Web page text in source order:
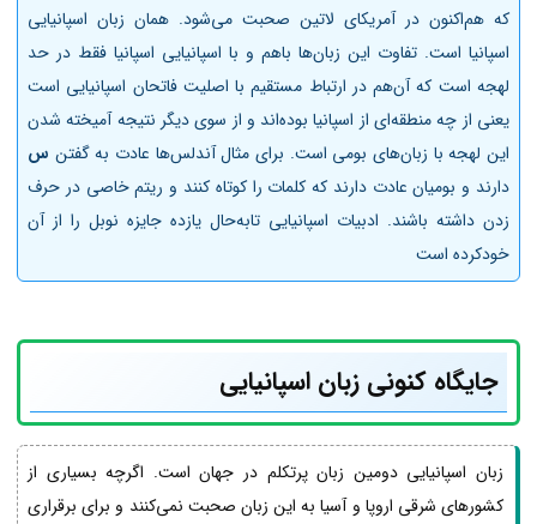
که هم‌اکنون در آمریکای لاتین صحبت می‌شود. همان زبان اسپانیایی
اسپانیا است. تفاوت این زبان‌ها باهم و با اسپانیایی اسپانیا فقط در حد
لهجه است که آن‌هم در ارتباط مستقیم با اصلیت فاتحان اسپانیایی است
یعنی از چه منطقه‌ای از اسپانیا بوده‌اند و از سوی دیگر نتیجه آمیخته شدن
این لهجه با زبان‌های بومی است. برای مثال آندلس‌ها عادت به گفتن س
دارند و بومیان عادت دارند که کلمات را کوتاه کنند و ریتم خاصی در حرف
زدن داشته باشند. ادبیات اسپانیایی تابه‌حال یازده جایزه نوبل را از آن
خودکرده است
جایگاه کنونی زبان اسپانیایی
زبان اسپانیایی دومین زبان پرتکلم در جهان است. اگرچه بسیاری از
کشورهای شرقی اروپا و آسیا به این زبان صحبت نمی‌کنند و برای برقراری